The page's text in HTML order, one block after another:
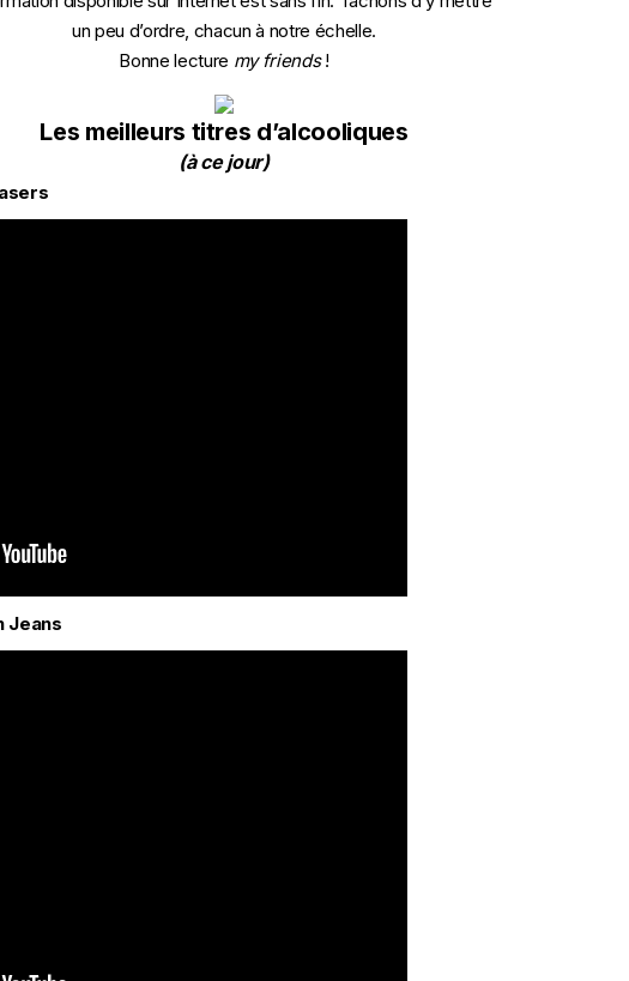
un peu d’ordre, chacun à notre échelle.
Bonne lecture my friends!
Les meilleurs titres d’alcooliques
(à ce jour)
Jeans